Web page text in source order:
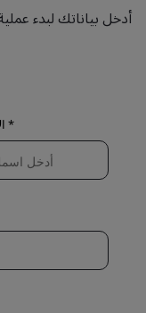
أدخل بياناتك لبدء